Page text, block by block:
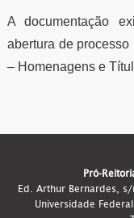
A documentação
abertura de processo
– Homenagens e
Pró-
Ed. Arthur Bernardes,
Universidade